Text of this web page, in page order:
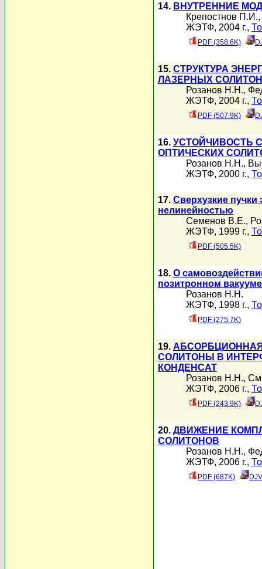
14. ВНУТРЕННИЕ
Крепостнов П.И.,
ЖЭТФ, 2004 г.,
PDF (358.6K)
15. СТРУКТУРА
ЛАЗЕРНЫХ
Розанов Н.Н.,
ЖЭТФ, 2004 г.,
PDF (507.9K)
16. УСТОЙЧИВОСТЬ
ОПТИЧЕСКИХ
Розанов Н.Н.,
ЖЭТФ, 2000 г.,
17. Сверхузкие пучки
нелинейностью
Семенов В.Е.,
ЖЭТФ, 1999 г.,
PDF (505.5K)
18. О
позитронном вакууме
Розанов Н.Н.
ЖЭТФ, 1998 г.,
PDF (275.7K)
19.
СОЛИТОНЫ В
КОНДЕНСАТ
Розанов Н.Н.,
ЖЭТФ, 2006 г.,
PDF (243.9K)
20. ДВИЖЕНИЕ
СОЛИТОНОВ
Розанов Н.Н.,
ЖЭТФ, 2006 г.,
PDF (687K)